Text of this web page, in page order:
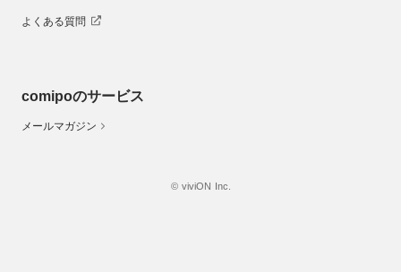
よくある質問
comipoのサービス
メールマガジン
© viviON Inc.